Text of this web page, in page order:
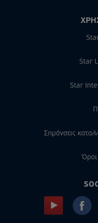
Star
Star
Σημάνσεις